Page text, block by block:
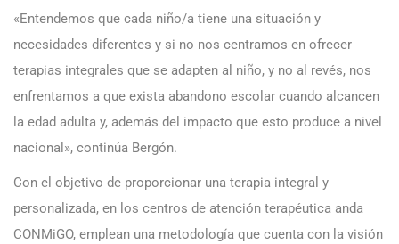
«Entendemos que cada niño/a tiene una situación y
necesidades diferentes y si no nos centramos en ofrecer
terapias integrales que se adapten al niño, y no al revés, nos
enfrentamos a que exista abandono escolar cuando alcancen
la edad adulta y, además del impacto que esto produce a nivel
nacional», continúa Bergón.
Con el objetivo de proporcionar una terapia integral y
personalizada, en los centros de atención terapéutica anda
CONMiGO, emplean una metodología que cuenta con la visión